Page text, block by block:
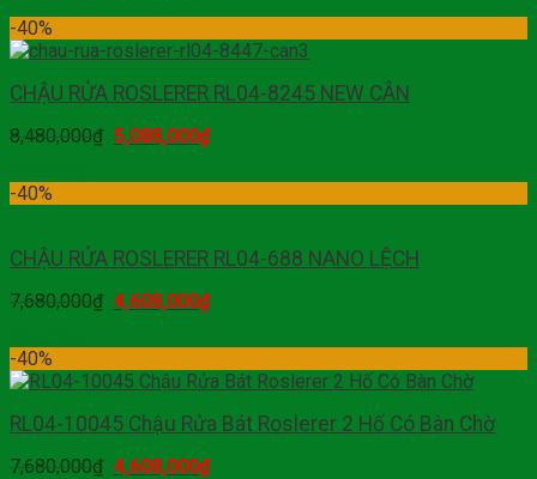
-40%
CHẬU RỬA ROSLERER RL04-8245 NEW CÂN
8,480,000₫ 5,088,000₫
-40%
CHẬU RỬA ROSLERER RL04-688 NANO LỆCH
7,680,000₫ 4,608,000₫
-40%
RL04-10045 Chậu Rửa Bát Roslerer 2 Hố Có Bàn Chờ
7,680,000₫ 4,608,000₫